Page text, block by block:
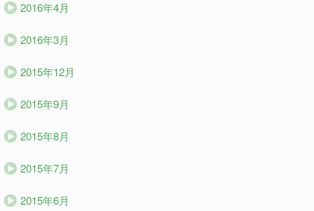
2016年4月
2016年3月
2015年12月
2015年9月
2015年8月
2015年7月
2015年6月